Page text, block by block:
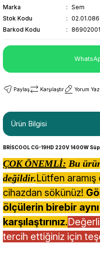
Marka
Sern
Stok Kodu
02.01.086
Barkod Kodu
Paylaş Karşılaştır Yorum Yaz
Ürün Bilgisi
BRİSCOOL CG-19HD 220V 1400W
ÇOK ÖNEMLİ: Bu
değildir.Lütfen
cihazdan sökünüz!
ölçülerin birebir
karşılaştırınız.
tercih ettiğiniz için